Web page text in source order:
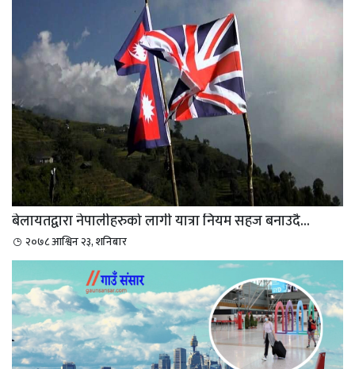
बेलायतद्वारा नेपालीहरुको लागी यात्रा नियम सहज बनाउदै...
२०७८ आश्विन २३, शनिबार